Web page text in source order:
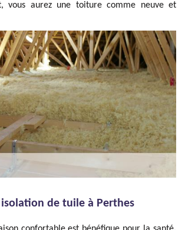
vous aurez une toiture comme neuve et
de tuile à Perthes